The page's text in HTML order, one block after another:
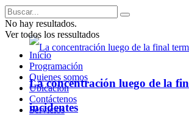
algunos servicios
La concentración luego de la
incidentes
No hay resultados.
Ver todos los ressultados
Inicio
Programación
Quienes somos
Ubicación
Contáctenos
Servicios